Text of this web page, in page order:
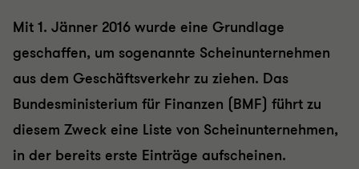
Mit 1. Jänner 2016 wurde eine Grundlage
geschaffen, um sogenannte Scheinunternehmen
aus dem Geschäftsverkehr zu ziehen. Das
Bundesministerium für Finanzen (BMF) führt zu
diesem Zweck eine Liste von Scheinunternehmen,
in der bereits erste Einträge aufscheinen.